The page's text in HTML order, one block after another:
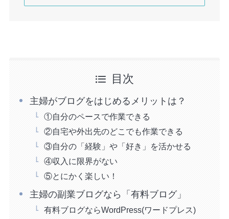
目次
主婦がブログをはじめるメリットは？
①自分のペースで作業できる
②自宅や外出先のどこでも作業できる
③自分の「経験」や「好き」を活かせる
④収入に限界がない
⑤とにかく楽しい！
主婦の副業ブログなら「有料ブログ」
有料ブログならWordPress(ワードプレス)